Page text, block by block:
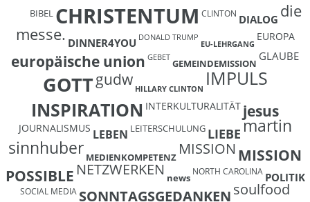
BIBEL CHRISTENTUM CLINTON DIALOG die
messe. DINNER4YOU DONALD TRUMP
EU-LEHRGANG
EUROPA
europäische union GEBET GEMEINDEMISSION
GLAUBE
GOTTgudw HILLARY CLINTON IMPULS
INSPIRATION INTERKULTURALITÄT jesus
JOURNALISMUS LEBEN LEITERSCHULUNG LIEBEmartin
sinnhuber MEDIENKOMPETENZ MISSION MISSION
POSSIBLE NETZWERKEN news
NORTH CAROLINA POLITIK
SOCIAL MEDIA SONNTAGSGEDANKENsoulfood